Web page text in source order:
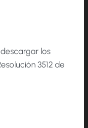
los
3512 de